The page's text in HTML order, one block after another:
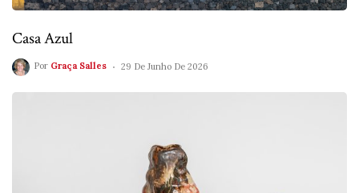
Casa Azul
Por Graça Salles 29 De Junho De 2026